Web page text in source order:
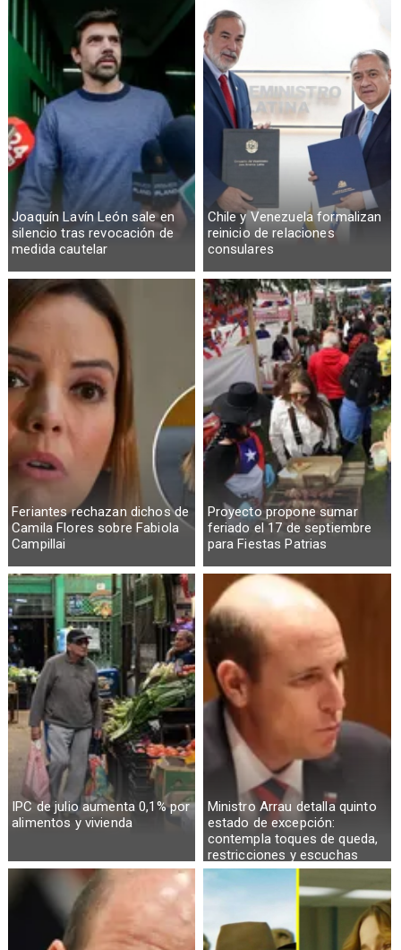
Joaquín Lavín León sale en
silencio tras revocación de
medida cautelar
Chile y Venezuela formalizan
reinicio de relaciones
consulares
Feriantes rechazan dichos de
Camila Flores sobre Fabiola
Campillai
Proyecto propone sumar
feriado el 17 de septiembre
para Fiestas Patrias
IPC de julio aumenta 0,1% por
alimentos y vivienda
Ministro Arrau detalla quinto
estado de excepción:
contempla toques de queda,
restricciones y escuchas
telefónicas en zonas críticas